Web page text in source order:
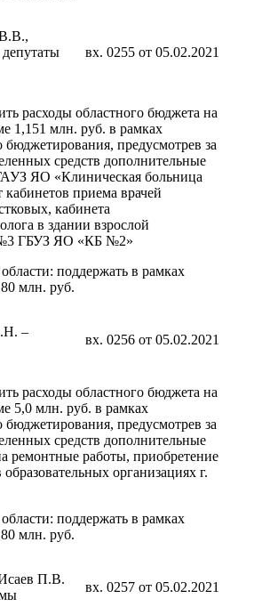
вх. 0255 от 05.02.2021
расходы областного бюджета на
1,151 млн. руб. в рамках
предусмотрев за
средств дополнительные
ЯО «Клиническая больница
приема врачей
кабинета
в здании взрослой
ГБУЗ ЯО «КБ №2»
поддержать в рамках
млн. руб.
–
вх. 0256 от 05.02.2021
расходы областного бюджета на
5,0 млн. руб. в рамках
предусмотрев за
средств дополнительные
ремонтные работы, приобретение
организациях г.
поддержать в рамках
млн. руб.
П.В.
вх. 0257 от 05.02.2021